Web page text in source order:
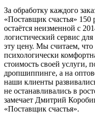
За обработку каждого
«Поставщик счастья» 150
остаётся неизменной с
логистический сервис
эту цену. Мы считаем, что
психологически
стоимость своей услуги,
дропшиппинге, а на
наши клиенты
не останавливались в
замечает Дмитрий
«Поставщик счастья».